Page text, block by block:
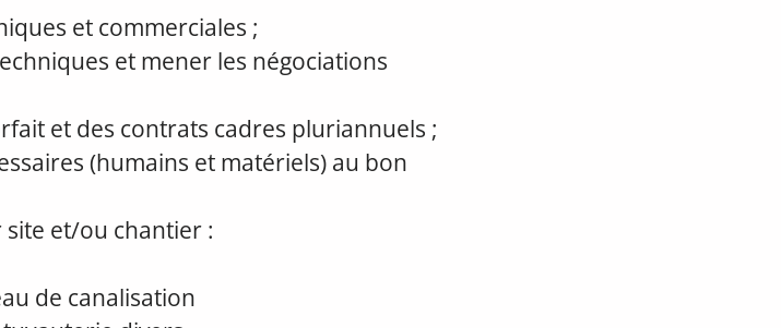
et commerciales ;
et mener les négociations
et des contrats cadres pluriannuels ;
(humains et matériels) au bon
site et/ou chantier :
de canalisation